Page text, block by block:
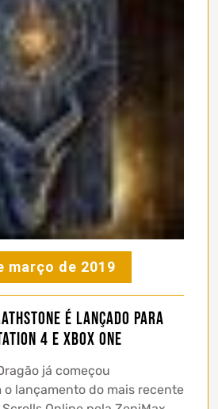
março de 2019
é lançado para
4 e Xbox One
já começou
lançamento do mais recente